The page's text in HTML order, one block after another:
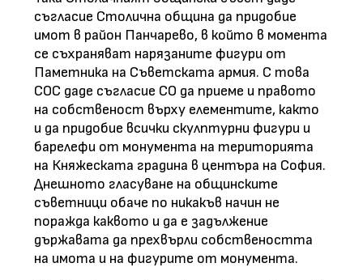
съгласие Столична община да придобие
имот в район Панчарево, в който в момента
се съхраняват нарязаните фигури от
Паметника на Съветската армия. С това
СОС даде съгласие СО да приеме и правото
на собственост върху елементите, както
и да придобие всички скулптурни фигури и
барелефи от монумента на територията
на Княжеската градина в центъра на София.
Днешното гласуване на общинските
съветници обаче по никакъв начин не
поражда каквото и да е задължение
държавата да прехвърли собствеността
на имота и на фигурите от монумента.